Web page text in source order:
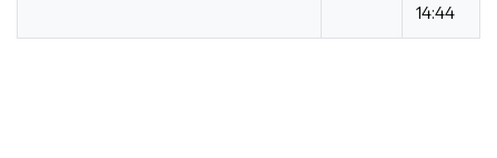
14:44